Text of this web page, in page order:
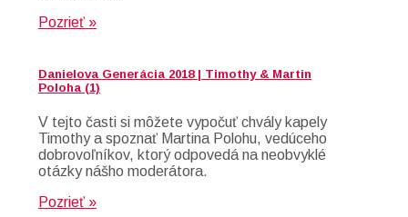
Pozrieť »
Danielova Generácia 2018 | Timothy & Martin
Poloha (1)
V tejto časti si môžete vypočuť chvály kapely
Timothy a spoznať Martina Polohu, vedúceho
dobrovoľníkov, ktorý odpovedá na neobvyklé
otázky nášho moderátora.
Pozrieť »